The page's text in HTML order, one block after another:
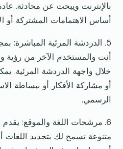
بالإنترنت ويبحث عن محادثة.
أساس الاهتمامات المشتركة أو
5. الدردشة المرئية المباشرة:
أنت والمستخدم الآخر من
خلال واجهة الدردشة المرئية.
أو مشاركة الأفكار أو ببساطة
الرسمي.
متنوعة تسمح لك بتحديد اللغات